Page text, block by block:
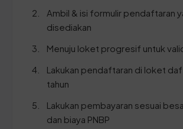
Ambil & isi formulir pendaftaran
disediakan
Menuju loket progresif untuk
Lakukan pendaftaran di loket
tahun
Lakukan pembayaran sesuai
dan biaya PNBP